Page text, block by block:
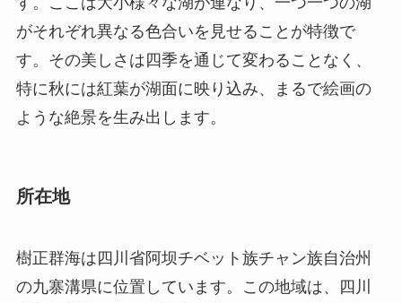
所在地
樹正群海は四川省阿坝チベット族チャン族自治州
3000メートルに及びます。周辺は主に高山地帯
異なる風景を楽しむことができます。